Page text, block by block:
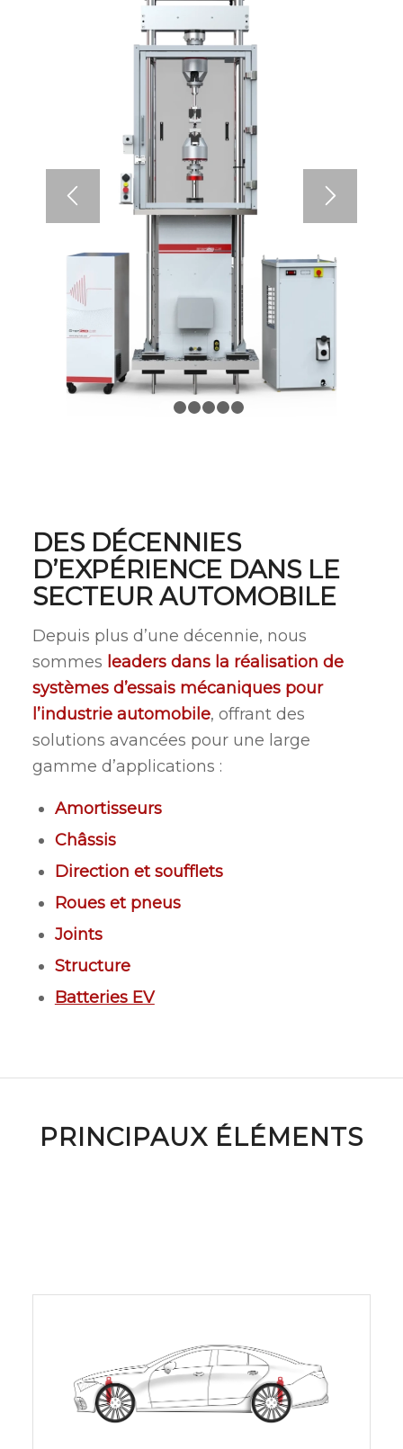
DES DÉCENNIES
D’EXPÉRIENCE DANS LE
SECTEUR AUTOMOBILE
Depuis plus d’une décennie, nous
sommes leaders dans la réalisation de
systèmes d’essais mécaniques pour
l’industrie automobile, offrant des
solutions avancées pour une large
gamme d’applications :
Amortisseurs
Châssis
Direction et soufflets
Roues et pneus
Joints
Structure
Batteries EV
PRINCIPAUX ÉLÉMENTS